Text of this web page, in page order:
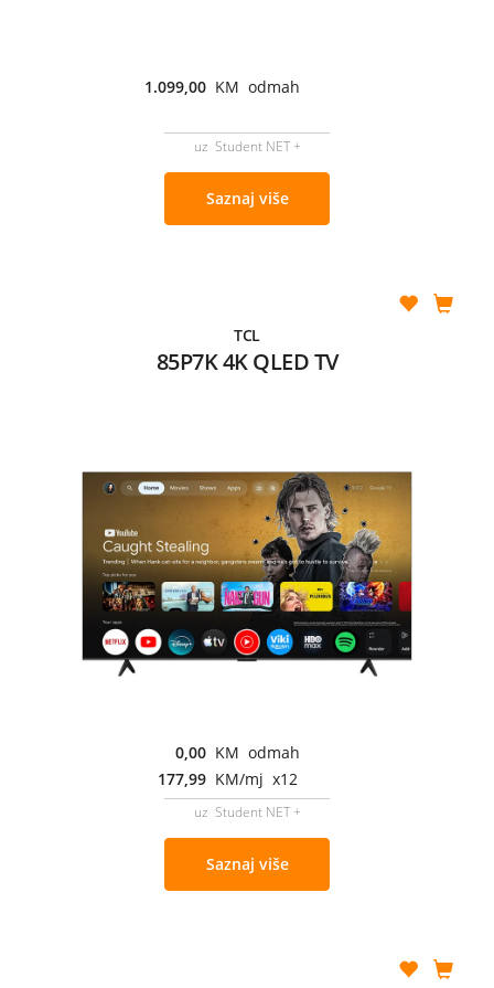
1.099,00 KM odmah
uz Student NET +
Saznaj više
TCL
85P7K 4K QLED TV
0,00 KM odmah
177,99 KM/mj x12
uz Student NET +
Saznaj više